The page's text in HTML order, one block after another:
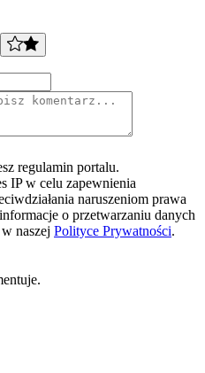
regulamin portalu.
IP w celu zapewnienia
naruszeniom prawa
o przetwarzaniu danych
naszej Polityce Prywatności.